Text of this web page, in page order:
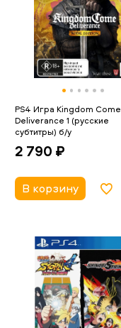
PS4 Игра Kingdom Come
Deliverance 1 (русские
субтитры) б/у
2 790 ₽
В корзину